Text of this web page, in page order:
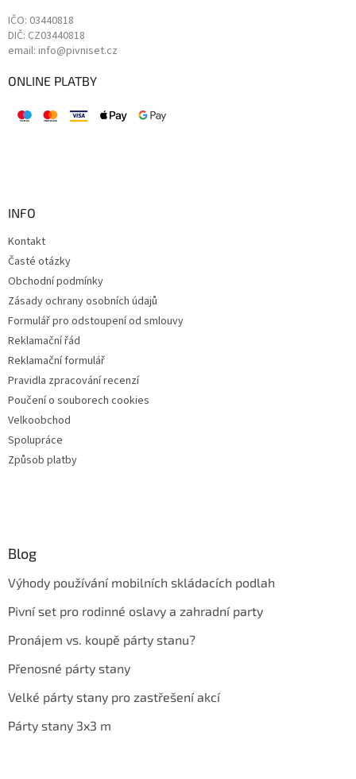
IČO: 03440818
DIČ: CZ03440818
email: info@pivniset.cz
ONLINE PLATBY
INFO
Kontakt
Časté otázky
Obchodní podmínky
Zásady ochrany osobních údajů
Formulář pro odstoupení od smlouvy
Reklamační řád
Reklamační formulář
Pravidla zpracování recenzí
Poučení o souborech cookies
Velkoobchod
Spolupráce
Způsob platby
Blog
Výhody používání mobilních skládacích podlah
Pivní set pro rodinné oslavy a zahradní party
Pronájem vs. koupě párty stanu?
Přenosné párty stany
Velké párty stany pro zastřešení akcí
Párty stany 3x3 m